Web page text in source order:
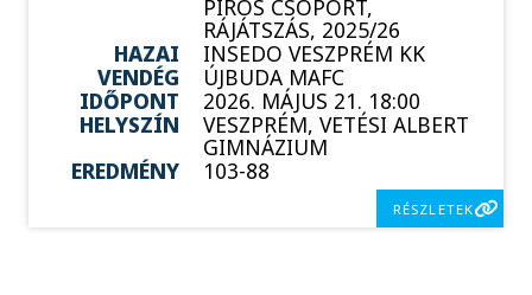
PIROS CSOPORT,
RÁJÁTSZÁS, 2025/26
HAZAI
INSEDO VESZPRÉM KK
VENDÉG
ÚJBUDA MAFC
IDŐPONT
2026. MÁJUS 21. 18:00
HELYSZÍN
VESZPRÉM, VETÉSI ALBERT
GIMNÁZIUM
EREDMÉNY
103-88
RÉSZLETEK